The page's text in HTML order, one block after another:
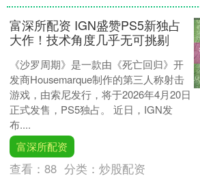
富深所配资 IGN盛赞PS5新独占
大作！技术角度几乎无可挑剔
《沙罗周期》是一款由《死亡回归》开
发商Housemarque制作的第三人称射击
游戏，由索尼发行，将于2026年4月20日
正式发售，PS5独占。 近日，IGN发
布....
富深所配资
查看：88 分类：炒股配资